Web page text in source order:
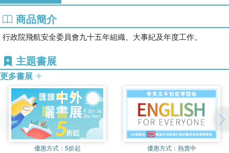
商品簡介
行政院飛航安全委員會九十五年組織、大事紀及年度工作。
主題書展
更多書展
優惠方式： 5折起 優惠方式： 熱賣中